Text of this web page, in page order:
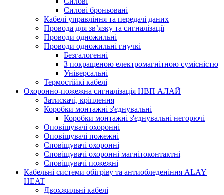
Силові броньовані
Кабелі управління та передачі даних
Провода для зв’язку та сигналізації
Проводи одножильні
Проводи одножильні гнучкі
Безгалогенні
З покращеною електромагнітною сумісністю
Універсальні
Термостійкі кабелі
Охоронно-пожежна сигналізація НВП АЛАЙ
Затискачі, кріплення
Коробки монтажні з'єднувальні
Коробки монтажні з'єднувальні негорючі
Оповіщувачі охоронні
Оповіщувачі пожежні
Сповіщувачі охоронні
Сповіщувачі охоронні магнітоконтактні
Сповіщувачі пожежні
Кабельні системи обігріву та антиобледеніння ALAY
HEAT
Двохжильні кабелі